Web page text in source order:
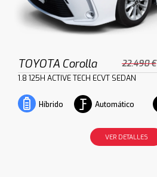
TOYOTA Corolla 22.490 €
1.8 125H ACTIVE TECH ECVT SEDAN
Híbrido Automático
VER DETALLES